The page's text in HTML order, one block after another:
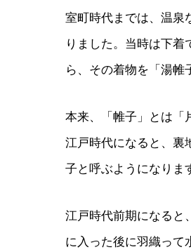
室町時代までは、温泉
りました。当時は下
ら、その着物を「湯帷
本来、「帷子」とは「
江戸時代になると、裏
子と呼ぶようになりま
江戸時代前期になると
に入った後に羽織って